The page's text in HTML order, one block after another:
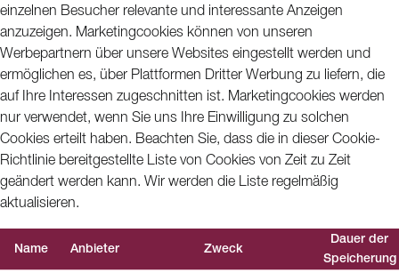
einzelnen Besucher relevante und interessante Anzeigen
anzuzeigen. Marketingcookies können von unseren
Werbepartnern über unsere Websites eingestellt werden und
ermöglichen es, über Plattformen Dritter Werbung zu liefern, die
auf Ihre Interessen zugeschnitten ist. Marketingcookies werden
nur verwendet, wenn Sie uns Ihre Einwilligung zu solchen
Cookies erteilt haben. Beachten Sie, dass die in dieser Cookie-
Richtlinie bereitgestellte Liste von Cookies von Zeit zu Zeit
geändert werden kann. Wir werden die Liste regelmäßig
aktualisieren.
Name Anbieter Zweck
Dauer der
Speicherung